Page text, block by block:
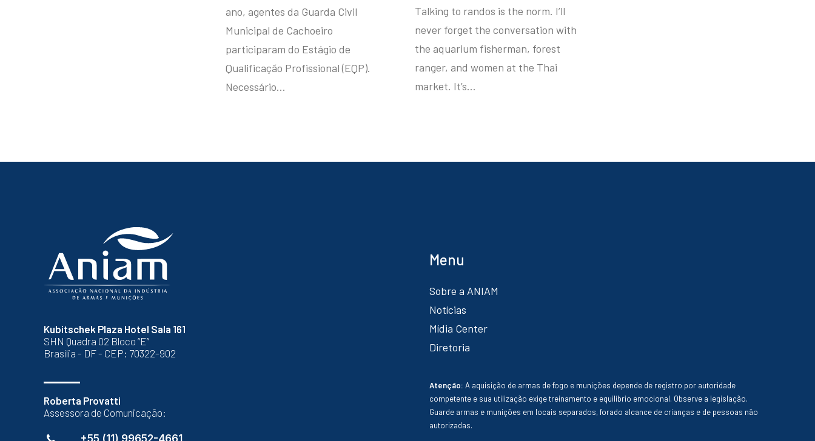
ano, agentes da Guarda Civil
Municipal de Cachoeiro
participaram do Estágio de
Qualificação Profissional (EQP).
Necessário…
Talking to randos is the norm. I’ll
never forget the conversation with
the aquarium fisherman, forest
ranger, and women at the Thai
market. It’s…
Kubitschek Plaza Hotel Sala 161
SHN Quadra 02 Bloco “E”
Brasília - DF - CEP: 70322-902
Roberta Provatti
Assessora de Comunicação:
+55 (11) 99652-4661
Menu
Sobre a ANIAM
Notícias
Mídia Center
Diretoria
Atenção: A aquisição de armas de fogo e munições depende de registro por autoridade
competente e sua utilização exige treinamento e equilíbrio emocional. Observe a legislação.
Guarde armas e munições em locais separados, forado alcance de crianças e de pessoas não
autorizadas.